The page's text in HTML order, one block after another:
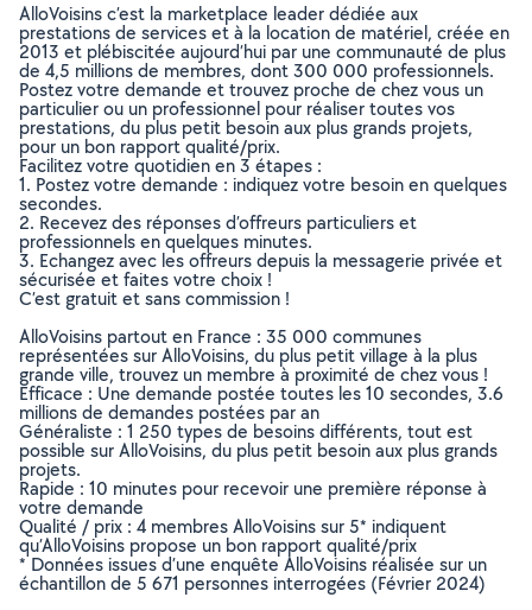
AlloVoisins c’est la marketplace leader dédiée aux
prestations de services et à la location de matériel, créée en
2013 et plébiscitée aujourd’hui par une communauté de plus
de 4,5 millions de membres, dont 300 000 professionnels.
Postez votre demande et trouvez proche de chez vous un
particulier ou un professionnel pour réaliser toutes vos
prestations, du plus petit besoin aux plus grands projets,
pour un bon rapport qualité/prix.
Facilitez votre quotidien en 3 étapes :
1. Postez votre demande : indiquez votre besoin en quelques
secondes.
2. Recevez des réponses d’offreurs particuliers et
professionnels en quelques minutes.
3. Echangez avec les offreurs depuis la messagerie privée et
sécurisée et faites votre choix !
C’est gratuit et sans commission !
AlloVoisins partout en France : 35 000 communes
représentées sur AlloVoisins, du plus petit village à la plus
grande ville, trouvez un membre à proximité de chez vous !
Efficace : Une demande postée toutes les 10 secondes, 3.6
millions de demandes postées par an
Généraliste : 1 250 types de besoins différents, tout est
possible sur AlloVoisins, du plus petit besoin aux plus grands
projets.
Rapide : 10 minutes pour recevoir une première réponse à
votre demande
Qualité / prix : 4 membres AlloVoisins sur 5* indiquent
qu’AlloVoisins propose un bon rapport qualité/prix
* Données issues d’une enquête AlloVoisins réalisée sur un
échantillon de 5 671 personnes interrogées (Février 2024)